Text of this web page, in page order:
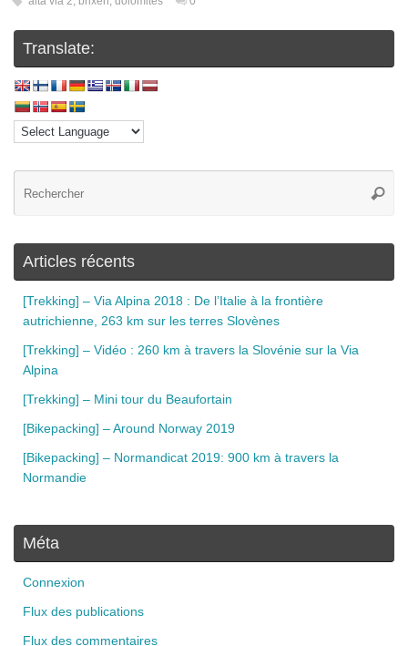
Translate:
Articles récents
[Trekking] – Via Alpina 2018 : De l’Italie à la frontière
autrichienne, 263 km sur les terres Slovènes
[Trekking] – Vidéo : 260 km à travers la Slovénie sur la Via
Alpina
[Trekking] – Mini tour du Beaufortain
[Bikepacking] – Around Norway 2019
[Bikepacking] – Normandicat 2019: 900 km à travers la
Normandie
Méta
Connexion
Flux des publications
Flux des commentaires